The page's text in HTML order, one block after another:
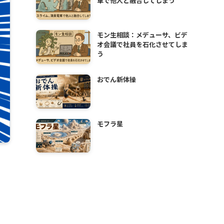
モン生相談：メデューサ、ビデ
オ会議で社員を石化させてしま
う
おでん新体操
モフラ星